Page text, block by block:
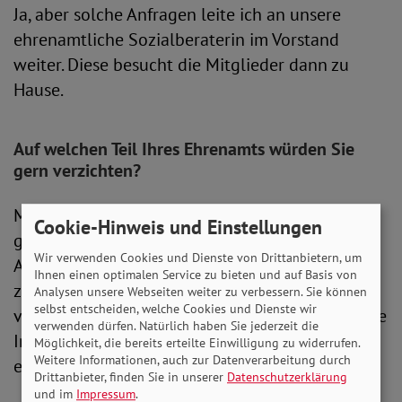
Ja, aber solche Anfragen leite ich an unsere
ehrenamtliche Sozialberaterin im Vorstand
weiter. Diese besucht die Mitglieder dann zu
Hause.
Auf welchen Teil Ihres Ehrenamts würden Sie
gern verzichten?
Mir gefällt die Arbeit im Ortsverband wirklich
gut. Aber in den letzten Jahren sind die
Anforderungen an uns immer weiter gestiegen,
zumindest empfinde ich das so. Insbesondere
vom Landesverband in Kiel kommen immer neue
Infos und Anfragen. Da würde ich mir manchmal
etwas weniger Bürokratie wünschen.
Cookie-Hinweis und Einstellungen
Wir verwenden Cookies und Dienste von Drittanbietern, um
Ihnen einen optimalen Service zu bieten und auf Basis von
Analysen unsere Webseiten weiter zu verbessern. Sie können
selbst entscheiden, welche Cookies und Dienste wir
verwenden dürfen. Natürlich haben Sie jederzeit die
Möglichkeit, die bereits erteilte Einwilligung zu widerrufen.
Weitere Informationen, auch zur Datenverarbeitung durch
Drittanbieter, finden Sie in unserer Datenschutzerklärung
und im Impressum.